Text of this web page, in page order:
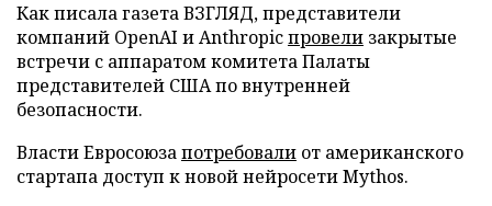
Как писала газета ВЗГЛЯД, представители
компаний OpenAI и Anthropicпровели закрытые
встречи с аппаратом комитета Палаты
представителей США по внутренней
безопасности.
Власти Евросоюзапотребовали от американского
стартапа доступ к новой нейросети Mythos.